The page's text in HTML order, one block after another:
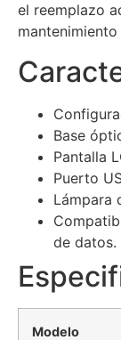
el reemplazo
mantenimiento
Base
Pantalla
Puerto
Lámpara
de datos.
Modelo